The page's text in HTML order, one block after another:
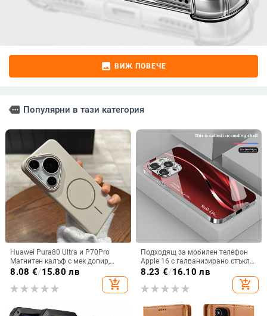
image ВИЖ ПОВЕЧЕ
more Популярни в тази категория
Huawei Pura80 Ultra и P70Pro
Магнитен калъф с мек допир,
ултра тънък PC корпус,
8.08 €/15.80 лв
add_shopping_cart
Подходящ за мобилен телефон
Apple 16 с галванизирано стъкло
и ослепителна течаща светлина,
семпъл iPhone 17 Pro, модерен и
лек луксозен 14 Plus.
8.23 €/16.10 лв
add_shopping_cart